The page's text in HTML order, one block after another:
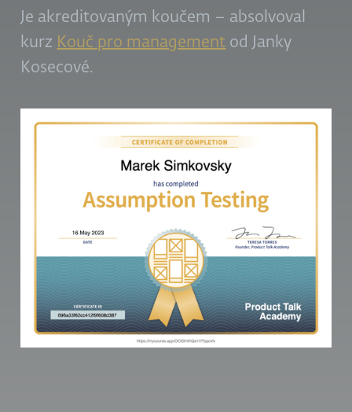
Je akreditovaným koučem – absolvoval
kurz Kouč pro management od Janky
Kosecové.